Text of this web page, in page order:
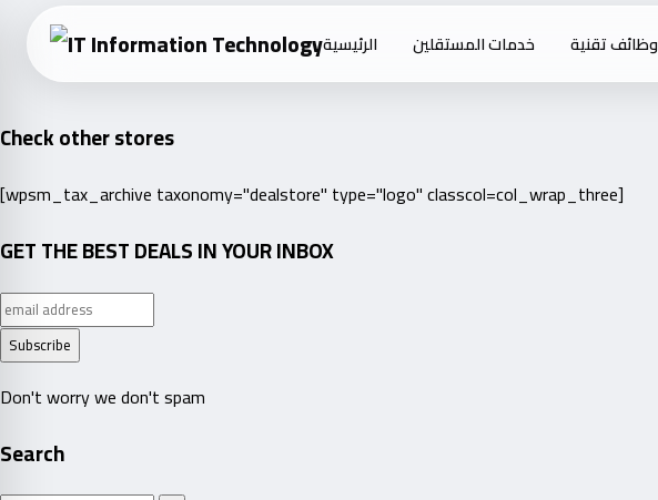
content
الرئيسية خدمات المستقلين وظائف تقنية
Check other stores
[wpsm_tax_archive taxonomy="dealstore" type="logo" classcol=col_wrap_three]
GET THE BEST DEALS IN YOUR INBOX
Don't worry we don't spam
Search